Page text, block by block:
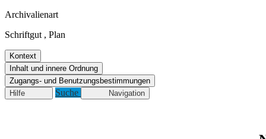
Archivalienart
Schriftgut , Plan
Kontext
Inhalt und innere Ordnung
Zugangs- und Benutzungsbestimmungen
Hilfe
Suche Navigation